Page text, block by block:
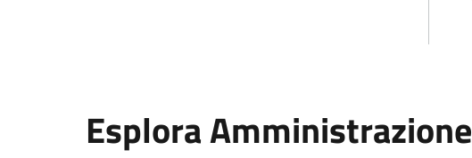
Esplora Amministrazione